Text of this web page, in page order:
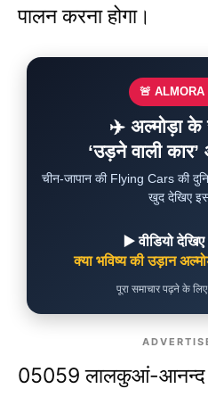
पालन करना होगा।
🚨
✈️ अल्मोड़ा के
‘उड़ने वाली
चीन-जापान की Flying Cars की
खुद देखिए
▶️ वीडियो
क्या भविष्य की उड़ान
पूरा समाचार पढ़ने के
05059 लालकुआं-आनन्द